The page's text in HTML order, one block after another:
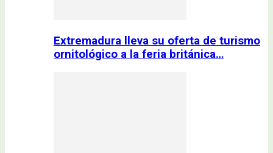
Extremadura lleva su oferta de turismo
ornitológico a la feria británica…